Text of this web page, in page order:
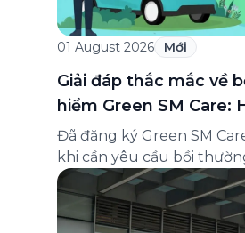
01 August 2026 Mới
Giải đáp thắc mắc về
hiểm Green SM Care:
và cách liên hệ hỗ trợ
Đã đăng ký Green SM
khi cần yêu cầu bồi
hồ sơ ra sao, hay giấy
tìm ở đâu? Bài viết này
câu hỏi thường gặp nhất